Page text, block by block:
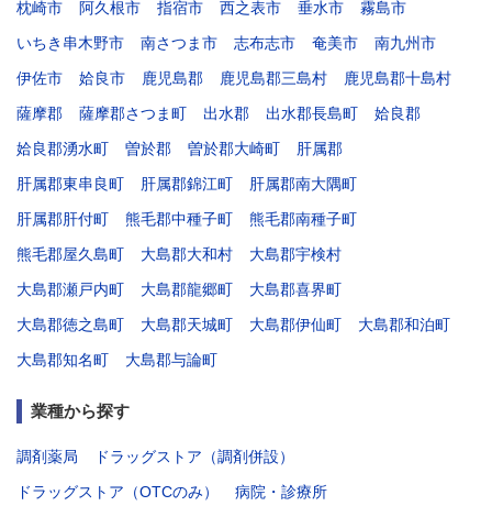
枕崎市
阿久根市 指宿市 西之表市 垂水市
霧島市
いちき串木野市
南さつま市 志布志市 奄美市
南九州市
伊佐市
姶良市 鹿児島郡 鹿児島郡三島村
鹿児島郡十島村
薩摩郡
薩摩郡さつま町 出水郡 出水郡長島町
姶良郡
姶良郡湧水町
曽於郡 曽於郡大崎町
肝属郡
肝属郡東串良町
肝属郡錦江町
肝属郡南大隅町
肝属郡肝付町
熊毛郡中種子町
熊毛郡南種子町
熊毛郡屋久島町
大島郡大和村
大島郡宇検村
大島郡瀬戸内町
大島郡龍郷町
大島郡喜界町
大島郡徳之島町
大島郡天城町 大島郡伊仙町
大島郡和泊町
大島郡知名町
大島郡与論町
業種から探す
調剤薬局
ドラッグストア（調剤併設）
ドラッグストア（OTCのみ）
病院・診療所